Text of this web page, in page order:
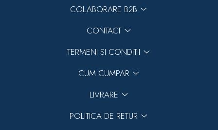
COLABORARE B2B
CONTACT
TERMENI SI CONDITII
CUM CUMPAR
LIVRARE
POLITICA DE RETUR